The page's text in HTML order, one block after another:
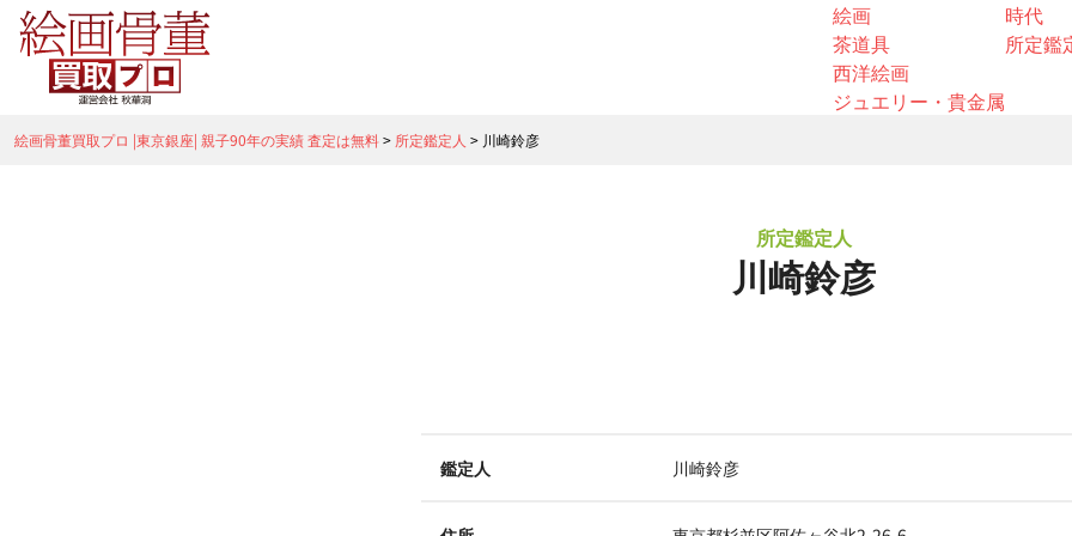
絵画
茶道具
西洋絵画
ジュエリー・貴金属
時代
所定鑑
絵画骨董買取プロ |東京銀座| 親子90年の実績 査定は無料> 所定鑑定人 > 川崎鈴彦
所定鑑定人
川崎鈴彦
鑑定人 川崎鈴彦